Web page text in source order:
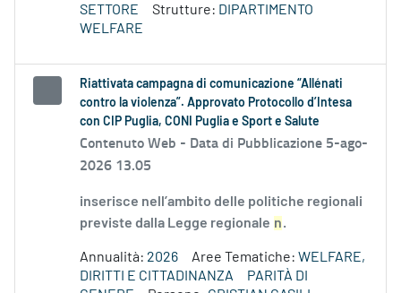
SETTORE
Strutture: DIPARTIMENTO
WELFARE
Riattivata campagna di comunicazione “Allénati
contro la violenza”. Approvato Protocollo d’Intesa
con CIP Puglia, CONI Puglia e Sport e Salute
Contenuto Web - Data di Pubblicazione 5-ago-
2026 13.05
inserisce nell’ambito delle politiche regionali
previste dalla Legge regionale n.
Annualità: 2026 Aree Tematiche: WELFARE,
DIRITTI E CITTADINANZA
PARITÀ DI